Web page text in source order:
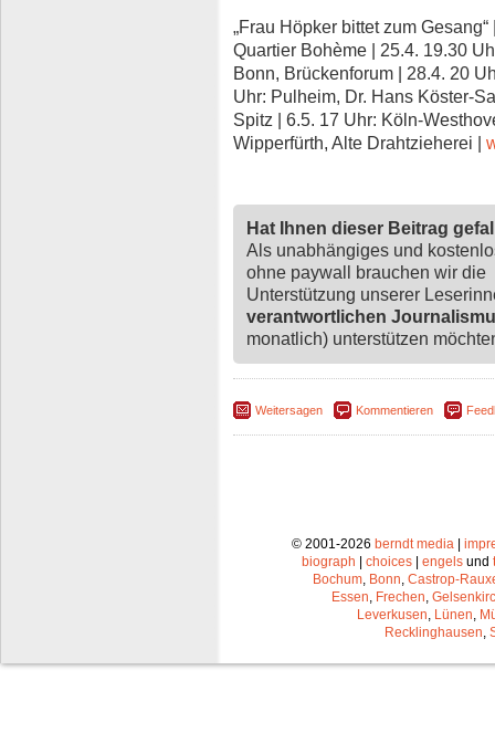
„Frau Höpker bittet zum
Quartier Bohème | 25.4. 19.30
Bonn, Brückenforum | 28.4. 20
Uhr: Pulheim, Dr. Hans Köster-
Spitz | 6.5. 17 Uhr: Köln-
Wipperfürth, Alte Drahtzieherei |
Hat Ihnen dieser Beitrag
Als unabhängiges und
ohne paywall brauchen wir die
Unterstützung unserer
verantwortlichen
monatlich) unterstützen
Weitersagen Kommentieren
© 2001-2026 berndt media|
biograph | choices | engels und
Bochum, Bonn, Castrop-
Essen, Frechen,
Leverkusen, Lünen,
Recklinghausen,